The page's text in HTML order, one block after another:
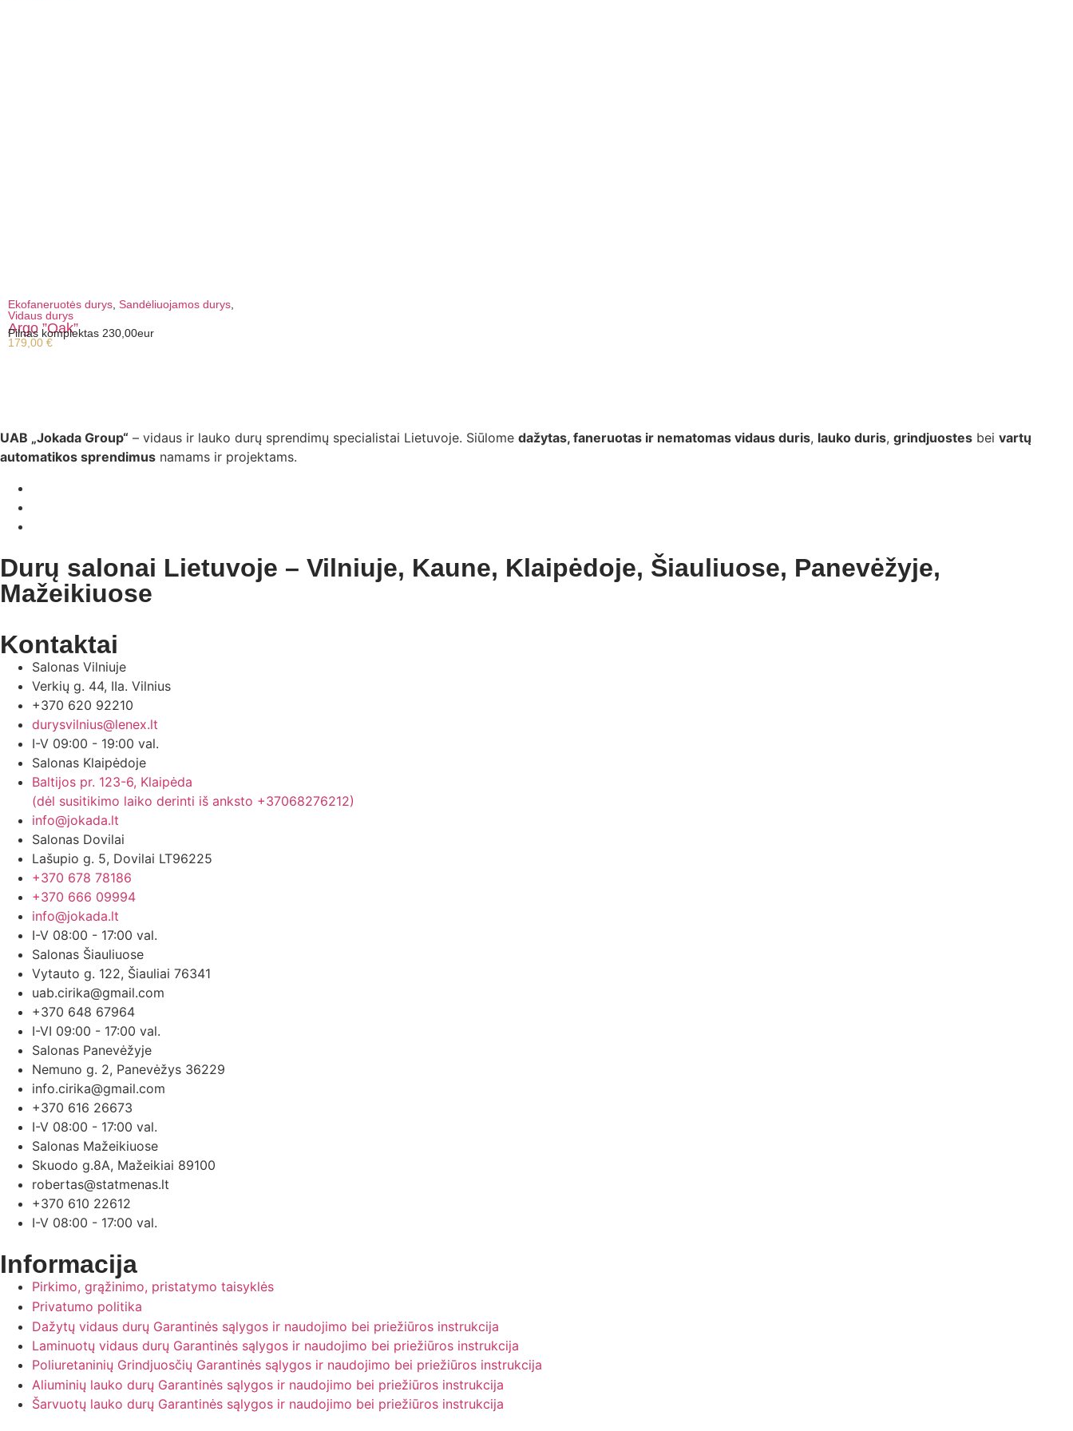
Ekofaneruotės durys Sandėliuojamos durys
Vidaus durys
Argo ”Oak”
Pilnas komplektas 230,00eur
179,00 €
UAB „Jokada Group“ – vidaus ir lauko durų sprendimų specialistai Lietuvoje. Siūlome dažytas, faneruotas ir nematomas vidaus duris, lauko duris, grindjuostes bei vartų
automatikos sprendimus namams ir projektams.
Durų salonai Lietuvoje – Vilniuje, Kaune, Klaipėdoje, Šiauliuose, Panevėžyje,
Mažeikiuose
Kontaktai
Salonas Vilniuje
Verkių g. 44, IIa. Vilnius
+370 620 92210
durysvilnius@lenex.lt
I-V 09:00 - 19:00 val.
Salonas Klaipėdoje
Baltijos pr. 123-6, Klaipėda
(dėl susitikimo laiko derinti iš anksto +37068276212)
info@jokada.lt
Salonas Dovilai
Lašupio g. 5, Dovilai LT96225
+370 678 78186
+370 666 09994
info@jokada.lt
I-V 08:00 - 17:00 val.
Salonas Šiauliuose
Vytauto g. 122, Šiauliai 76341
uab.cirika@gmail.com
+370 648 67964
I-VI 09:00 - 17:00 val.
Salonas Panevėžyje
Nemuno g. 2, Panevėžys 36229
info.cirika@gmail.com
+370 616 26673
I-V 08:00 - 17:00 val.
Salonas Mažeikiuose
Skuodo g.8A, Mažeikiai 89100
robertas@statmenas.lt
+370 610 22612
I-V 08:00 - 17:00 val.
Informacija
Pirkimo, grąžinimo, pristatymo taisyklės
Privatumo politika
Dažytų vidaus durų Garantinės sąlygos ir naudojimo bei priežiūros instrukcija
Laminuotų vidaus durų Garantinės sąlygos ir naudojimo bei priežiūros instrukcija
Poliuretaninių Grindjuosčių Garantinės sąlygos ir naudojimo bei priežiūros instrukcija
Aliuminių lauko durų Garantinės sąlygos ir naudojimo bei priežiūros instrukcija
Šarvuotų lauko durų Garantinės sąlygos ir naudojimo bei priežiūros instrukcija